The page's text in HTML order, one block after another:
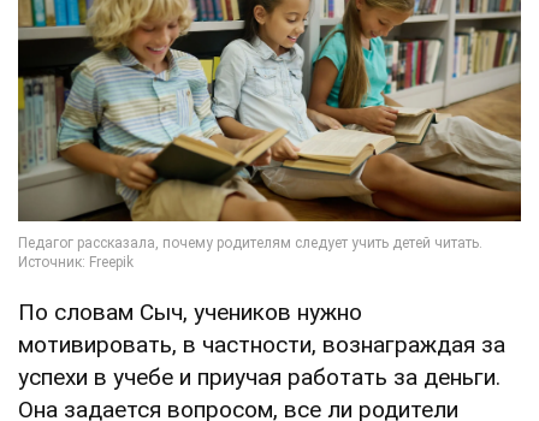
По словам Сыч, учеников нужно
мотивировать, в частности, вознаграждая за
успехи в учебе и приучая работать за деньги.
Она задается вопросом, все ли родители